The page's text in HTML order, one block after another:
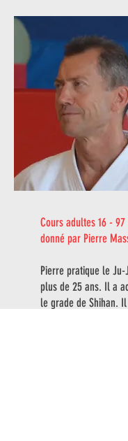
Cours adultes 16 - 97
donné par Pierre
Pierre pratique le Ju-
plus de 25 ans. Il a
le grade de Shihan.